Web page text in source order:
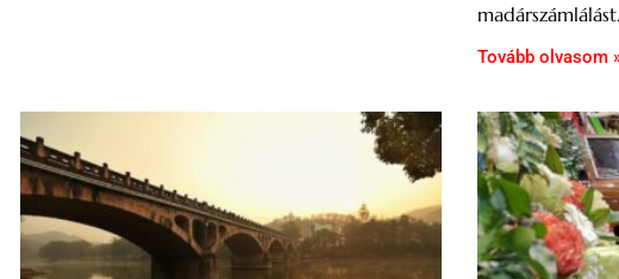
madárszámlálást.
Tovább olvasom